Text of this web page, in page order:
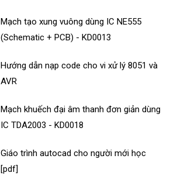
Mạch tạo xung vuông dùng IC NE555
(Schematic + PCB) - KD0013
Hướng dẫn nạp code cho vi xử lý 8051 và
AVR
Mạch khuếch đại âm thanh đơn giản dùng
IC TDA2003 - KD0018
Giáo trình autocad cho người mới học
[pdf]